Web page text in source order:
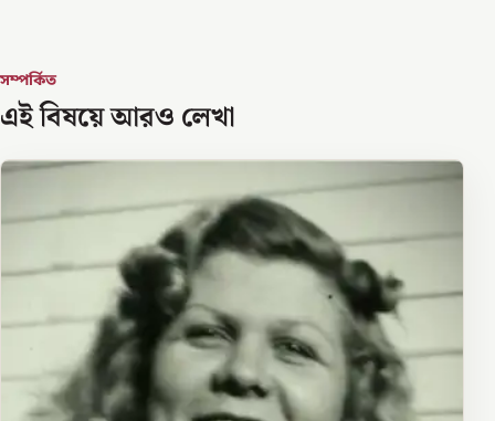
সম্পর্কিত
এই বিষয়ে আরও লেখা